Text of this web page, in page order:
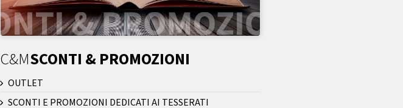
C&MSCONTI & PROMOZIONI
OUTLET
SCONTI E PROMOZIONI DEDICATI AI TESSERATI